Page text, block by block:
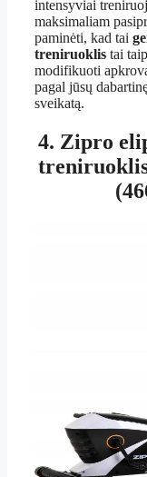
intensyviai
maksimaliam
paminėti, kad tai
treniruoklis tai
modifikuoti
pagal jūsų
sveikatą.
4. Zipro